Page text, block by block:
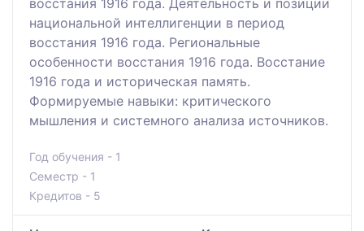
восстания 1916 года. Деятельность и позиции
национальной интеллигенции в период
восстания 1916 года. Региональные
особенности восстания 1916 года. Восстание
1916 года и историческая память.
Формируемые навыки: критического
мышления и системного анализа источников.
Год обучения - 1
Семестр - 1
Кредитов - 5